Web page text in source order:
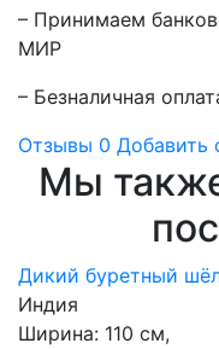
– Принимаем
МИР
– Безналичная оплата
Отзывы0 Добавить
Мы
Дикий буретный
Индия
Ширина: 110 см,